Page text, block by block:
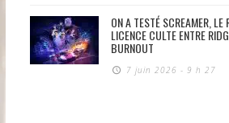
ON A TESTÉ SCREAMER, LE
LICENCE CULTE ENTRE
BURNOUT
7 juin 2026 - 9 h 27